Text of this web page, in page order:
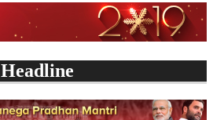
Headline